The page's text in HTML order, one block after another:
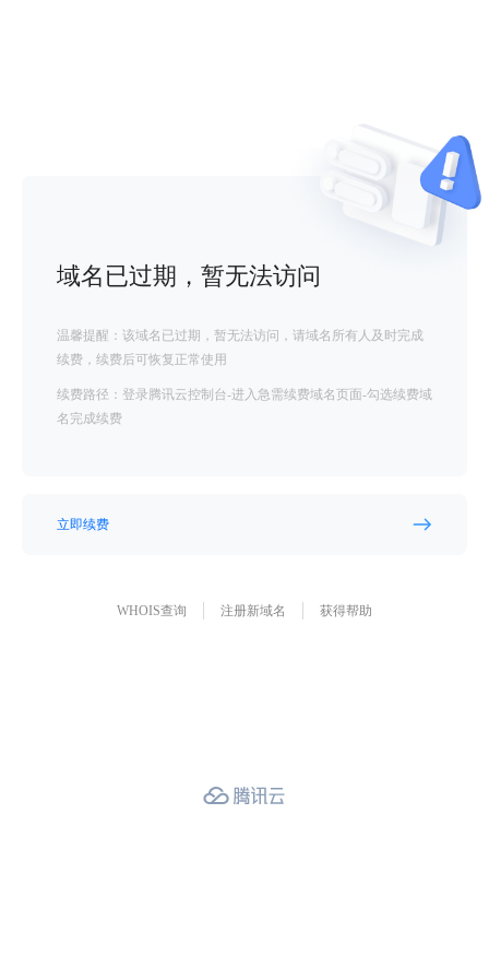
域名已过期，暂无法访问
温馨提醒：该域名已过期，暂无法访问，请域名所有人及时完成
续费，续费后可恢复正常使用
续费路径：登录腾讯云控制台-进入急需续费域名页面-勾选续费域
名完成续费
立即续费
WHOIS查询 注册新域名 获得帮助